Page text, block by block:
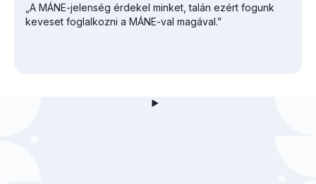
„A MÁNE-jelenség érdekel minket, talán ezért fogunk
keveset foglalkozni a MÁNE-val magával.”